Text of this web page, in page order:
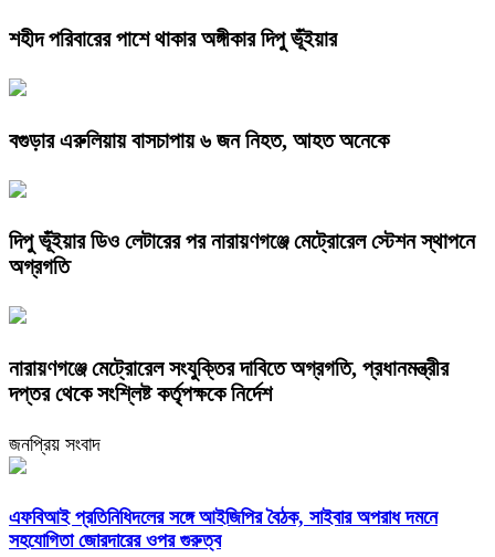
শহীদ পরিবারের পাশে থাকার অঙ্গীকার দিপু ভূঁইয়ার
বগুড়ার এরুলিয়ায় বাসচাপায় ৬ জন নিহত, আহত অনেকে
দিপু ভূঁইয়ার ডিও লেটারের পর নারায়ণগঞ্জে মেট্রোরেল স্টেশন স্থাপনে
অগ্রগতি
নারায়ণগঞ্জে মেট্রোরেল সংযুক্তির দাবিতে অগ্রগতি, প্রধানমন্ত্রীর
দপ্তর থেকে সংশ্লিষ্ট কর্তৃপক্ষকে নির্দেশ
জনপ্রিয় সংবাদ
এফবিআই প্রতিনিধিদলের সঙ্গে আইজিপির বৈঠক, সাইবার অপরাধ দমনে
সহযোগিতা জোরদারের ওপর গুরুত্ব